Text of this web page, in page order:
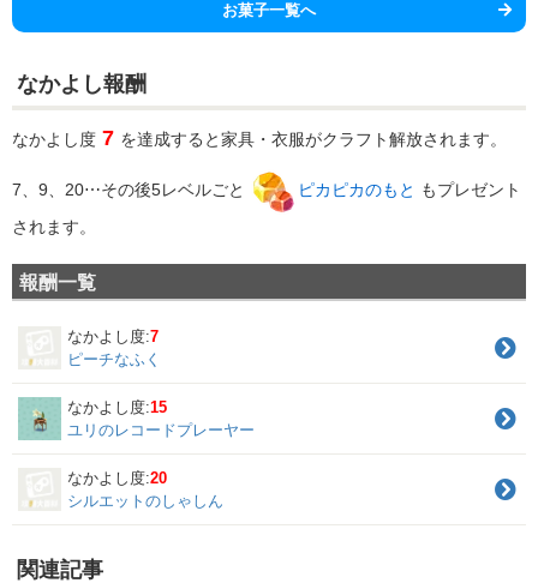
お菓子一覧へ
なかよし報酬
なかよし度 7 を達成すると家具・衣服がクラフト解放されます。
7、9、20⋯その後5レベルごと ピカピカのもと もプレゼント
されます。
報酬一覧
なかよし度:7
ピーチなふく
なかよし度:15
ユリのレコードプレーヤー
なかよし度:20
シルエットのしゃしん
関連記事